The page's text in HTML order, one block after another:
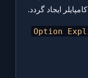
ایجاد گردد.
Option